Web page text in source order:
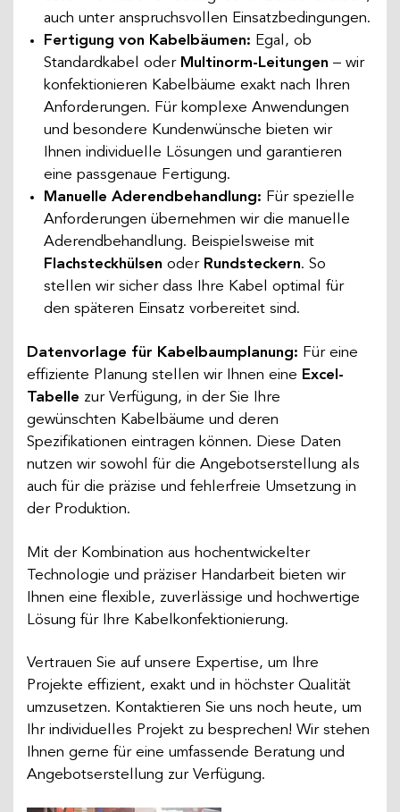
auch unter anspruchsvollen Einsatzbedingungen.
Fertigung von Kabelbäumen: Egal, ob
Standardkabel oder Multinorm-Leitungen – wir
konfektionieren Kabelbäume exakt nach Ihren
Anforderungen. Für komplexe Anwendungen
und besondere Kundenwünsche bieten wir
Ihnen individuelle Lösungen und garantieren
eine passgenaue Fertigung.
Manuelle Aderendbehandlung: Für spezielle
Anforderungen übernehmen wir die manuelle
Aderendbehandlung. Beispielsweise mit
Flachsteckhülsen oder Rundsteckern. So
stellen wir sicher dass Ihre Kabel optimal für
den späteren Einsatz vorbereitet sind.
Datenvorlage für Kabelbaumplanung: Für eine
effiziente Planung stellen wir Ihnen eine Excel-
Tabelle zur Verfügung, in der Sie Ihre
gewünschten Kabelbäume und deren
Spezifikationen eintragen können. Diese Daten
nutzen wir sowohl für die Angebotserstellung als
auch für die präzise und fehlerfreie Umsetzung in
der Produktion.
Mit der Kombination aus hochentwickelter
Technologie und präziser Handarbeit bieten wir
Ihnen eine flexible, zuverlässige und hochwertige
Lösung für Ihre Kabelkonfektionierung.
Vertrauen Sie auf unsere Expertise, um Ihre
Projekte effizient, exakt und in höchster Qualität
umzusetzen. Kontaktieren Sie uns noch heute, um
Ihr individuelles Projekt zu besprechen! Wir stehen
Ihnen gerne für eine umfassende Beratung und
Angebotserstellung zur Verfügung.